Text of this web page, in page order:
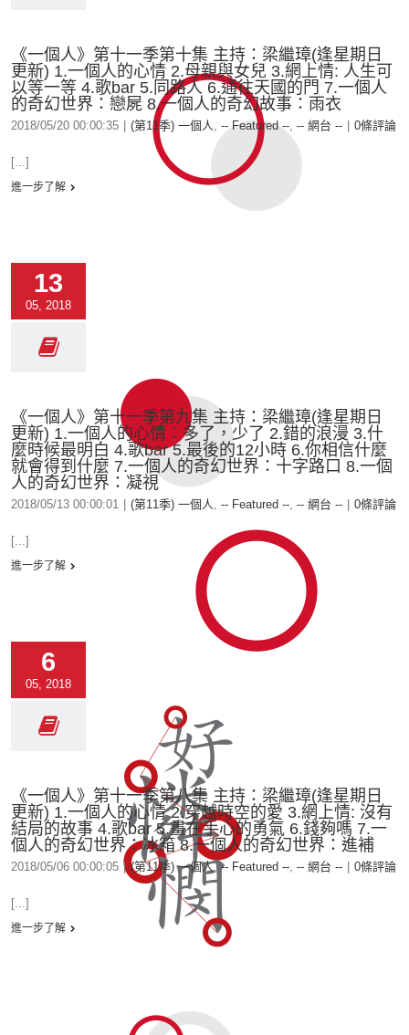
《一個人》第十一季第十集 主持：梁繼璋(逢星期日
更新) 1.一個人的心情 2.母親與女兒 3.網上情: 人生可
以等一等 4.歌bar 5.同路人 6.通往天國的門 7.一個人
的奇幻世界：戀屍 8.一個人的奇幻故事：雨衣
2018/05/20 00:00:35 (第11季) 一個人, -- Featured --, -- 網台 -- 0條評論
[...]
進一步了解
13
05, 2018
《一個人》第十一季第九集 主持：梁繼璋(逢星期日
更新) 1.一個人的心情：多了，少了 2.錯的浪漫 3.什
麼時候最明白 4.歌bar 5.最後的12小時 6.你相信什麼
就會得到什麼 7.一個人的奇幻世界：十字路口 8.一個
人的奇幻世界：凝視
2018/05/13 00:00:01 (第11季) 一個人, -- Featured --, -- 網台 -- 0條評論
[...]
進一步了解
6
05, 2018
《一個人》第十一季第八集 主持：梁繼璋(逢星期日
更新) 1.一個人的心情 2.穿越時空的愛 3.網上情: 沒有
結局的故事 4.歌bar 5.畫在手心的勇氣 6.錢夠嗎 7.一
個人的奇幻世界：冰箱 8.一個人的奇幻世界：進補
2018/05/06 00:00:05 | (第11季) 一個人, -- Featured --, -- 網台 -- 0條評論
[...]
進一步了解